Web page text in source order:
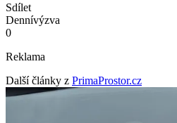
Sdílet
Dennívýzva
0
Reklama
Další články z PrimaProstor.cz